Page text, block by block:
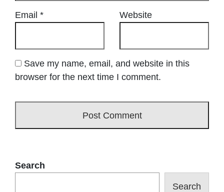
Email * Website
Save my name, email, and website in this
browser for the next time I comment.
Search
Search